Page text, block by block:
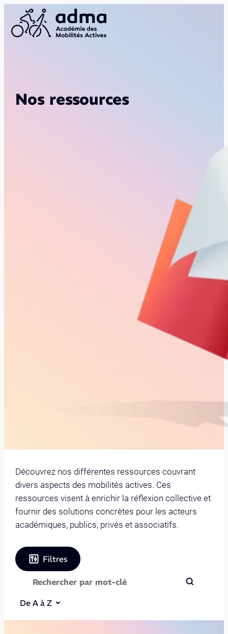
Nos ressources
Découvrez nos différentes ressources couvrant
divers aspects des mobilités actives. Ces
ressources visent à enrichir la réflexion collective et
fournir des solutions concrètes pour les acteurs
académiques, publics, privés et associatifs.
Filtres
De A à Z